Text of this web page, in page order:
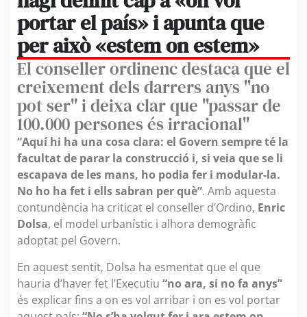
portar el país» i apunta que
per això «estem on estem»
El conseller ordinenc destaca que el
creixement dels darrers anys "no
pot ser" i deixa clar que "passar de
100.000 persones és irracional"
“Aquí hi ha una cosa clara: el Govern sempre té la
facultat de parar la construcció i, si veia que se li
escapava de les mans, ho podia fer i modular-la.
No ho ha fet i ells sabran per què”. Amb aquesta
contundència ha criticat el conseller d’Ordino, Enric
Dolsa, el model urbanístic i alhora demogràfic
adoptat pel Govern.
En aquest sentit, Dolsa ha esmentat que el que
hauria d’haver fet l’Executiu “no ara, si no fa anys”
és explicar fins a on es vol arribar i on es vol portar